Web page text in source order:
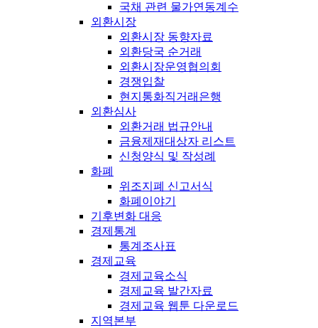
국채 관련 물가연동계수
외환시장
외환시장 동향자료
외환당국 순거래
외환시장운영협의회
경쟁입찰
현지통화직거래은행
외환심사
외환거래 법규안내
금융제재대상자 리스트
신청양식 및 작성례
화폐
위조지폐 신고서식
화폐이야기
기후변화 대응
경제통계
통계조사표
경제교육
경제교육소식
경제교육 발간자료
경제교육 웹툰 다운로드
지역본부